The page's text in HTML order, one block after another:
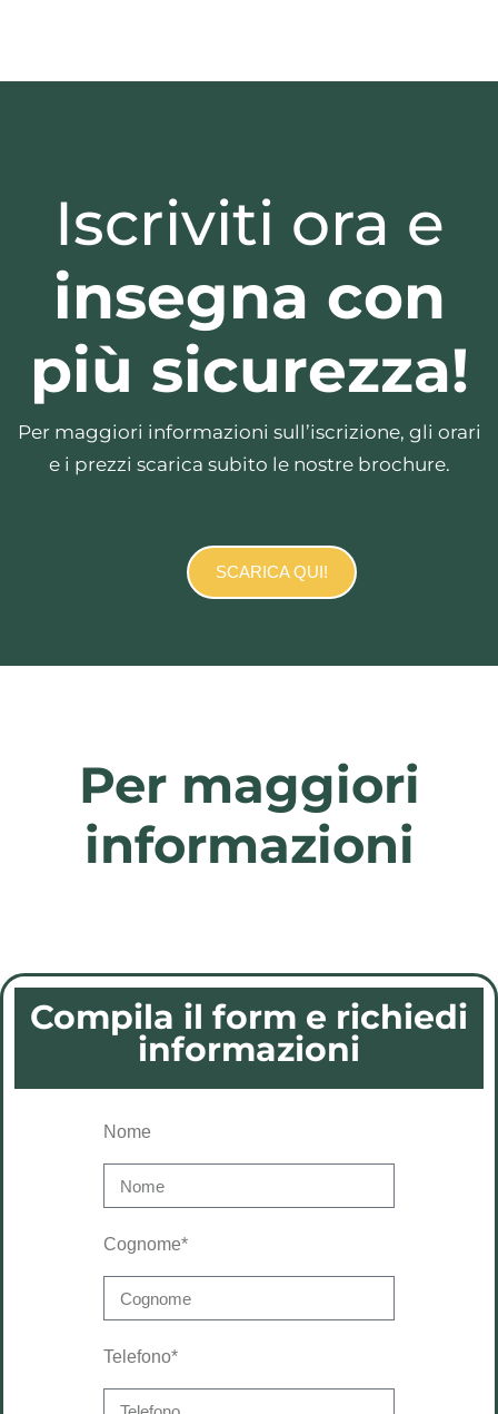
Iscriviti ora e
insegna con
più sicurezza!
Per maggiori informazioni sull’iscrizione, gli orari
e i prezzi scarica subito le nostre brochure.
SCARICA QUI!
Per maggiori
informazioni
Compila il form e richiedi
informazioni
Nome
Cognome*
Telefono*